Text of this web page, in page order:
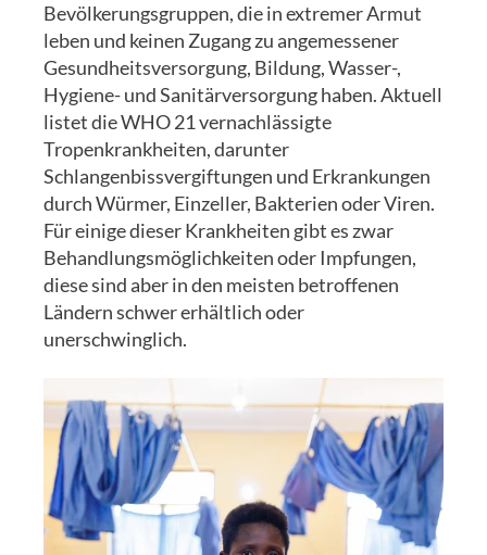
Bevölkerungsgruppen, die in extremer Armut
leben und keinen Zugang zu angemessener
Gesundheitsversorgung, Bildung, Wasser-,
Hygiene- und Sanitärversorgung haben. Aktuell
listet die WHO 21 vernachlässigte
Tropenkrankheiten, darunter
Schlangenbissvergiftungen und Erkrankungen
durch Würmer, Einzeller, Bakterien oder Viren.
Für einige dieser Krankheiten gibt es zwar
Behandlungsmöglichkeiten oder Impfungen,
diese sind aber in den meisten betroffenen
Ländern schwer erhältlich oder
unerschwinglich.